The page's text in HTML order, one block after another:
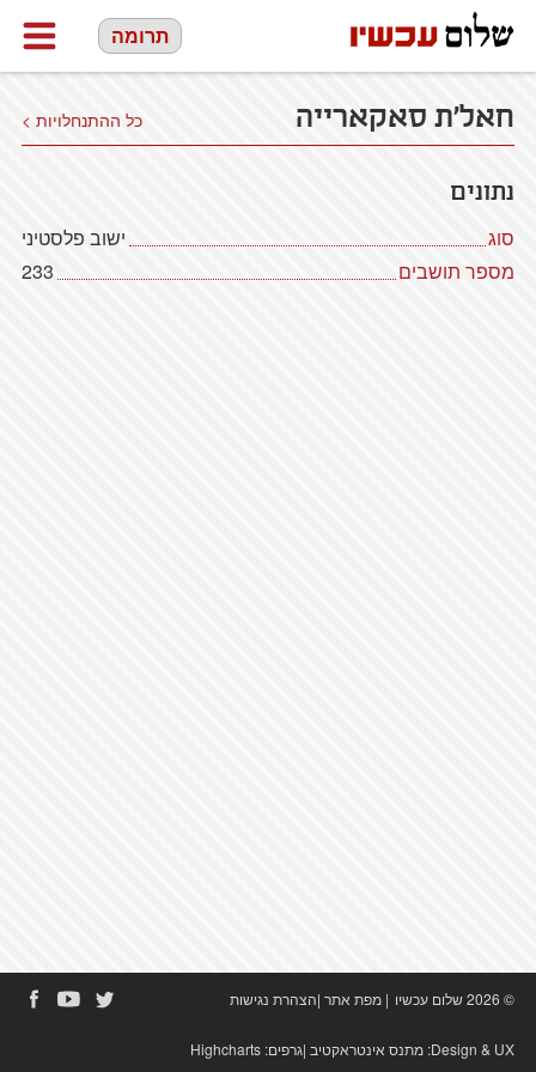
תרומה
חאל'ת סאקארייה כל ההתנחלויות >
נתונים
סוג
ישוב פלסטיני
מספר תושבים
233
© 2026 שלום עכשיו | מפת אתר|הצהרת נגישות
Design & UX: מתנס אינטראקטיב|גרפים: Highcharts